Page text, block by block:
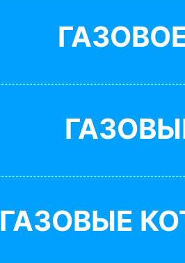
ГАЗОВЫЕ